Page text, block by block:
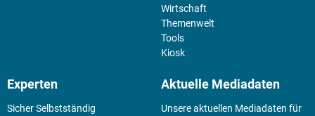
Wirtschaft
Themenwelt
Tools
Kiosk
Experten
Sicher Selbstständig
Aktuelle Mediadaten
Unsere aktuellen Mediadaten für